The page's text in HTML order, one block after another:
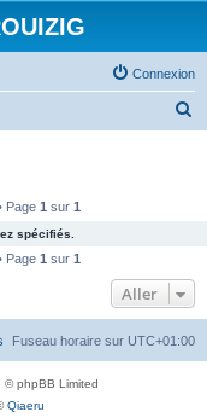
Connexion
c
e
Page 1 sur 1
spécifiés.
Page 1 sur 1
Aller
Fuseau horaire sur UTC+01:00
© phpBB Limited
Qiaeru